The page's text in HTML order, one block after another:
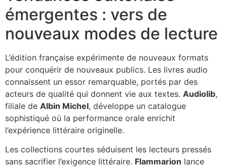
émergentes : vers de
nouveaux modes de lecture
L’édition française expérimente de nouveaux formats
pour conquérir de nouveaux publics. Les livres audio
connaissent un essor remarquable, portés par des
acteurs de qualité qui donnent vie aux textes. Audiolib,
filiale de Albin Michel, développe un catalogue
sophistiqué où la performance orale enrichit
l’expérience littéraire originelle.
Les collections courtes séduisent les lecteurs pressés
sans sacrifier l’exigence littéraire. Flammarion lance